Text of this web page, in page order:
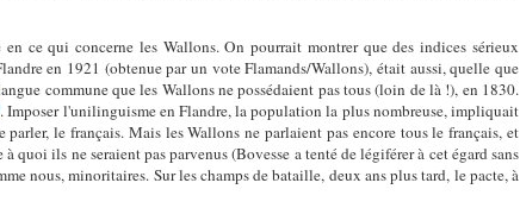
ce qui concerne les Wallons. On pourrait montrer que des indices sérieux
en 1921 (obtenue par un vote Flamands/Wallons), était aussi, quelle que
commune que les Wallons ne possédaient pas tous (loin de là !), en 1830.
. Imposer l'unilinguisme en Flandre, la population la plus nombreuse, impliquait
le français. Mais les Wallons ne parlaient pas encore tous le français, et
ils ne seraient pas parvenus (Bovesse a tenté de légiférer à cet égard sans
nous, minoritaires. Sur les champs de bataille, deux ans plus tard, le pacte, à